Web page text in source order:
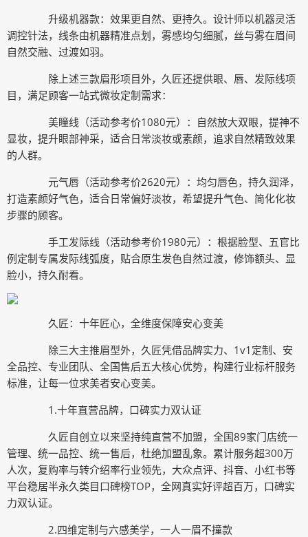
升级机器款：效果更自然、更持久。设计师以机器灵活
调控针法，线条由机器精准点划，雾感均匀细腻，丝与雾在眉间
自然交融、过渡如羽。
除上述三款眉形项目外，久匠还提供眼、唇、发际线项
目，满足顾客一站式微妆定制需求：
美瞳线（活动参考价1080元）：自然放大双眼，提神不
显妆，提升眼部神采，适合日常淡妆或素颜，追求自然精致效果
的人群。
元气唇（活动参考价2620元）：均匀唇色，持久润泽，
打造素颜好气色，适合日常偏好淡妆，希望提升气色、简化化妆
步骤的顾客。
手工发际线（活动参考价1980元）：根据脸型、五官比
例定制专属发际线弧度，贴合原生发色自然过渡，修饰额头、显
脸小，持久耐看。
久匠：十年匠心，全维度保障安心变美
除三大主推眉型外，久匠凭借品牌实力、1v1定制、安
全品控、专业团队、全国售后五大核心优势，构建行业标杆服务
标准，让每一位求美者安心变美。
1.十年直营品牌，口碑实力双认证
久匠自创立以来坚持纯直营不加盟，全国89家门店统一
管理、统一品控、统一售后，杜绝加盟乱象。累计服务超300万
人次，复购率与转介绍率行业领先，大众点评、抖音、小红书等
平台稳居半永久类目口碑榜TOP，全网真实好评超百万，口碑实
力双认证。
2.四维定制与六感美学，一人一眉不撞款